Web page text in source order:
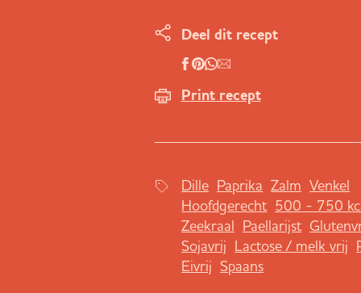
Deel dit recept
Print recept
Dille Paprika Zalm Venkel
Hoofdgerecht 500 - 750
Zeekraal Paellarijst
Sojavrij Lactose / melk vrij
Eivrij Spaans